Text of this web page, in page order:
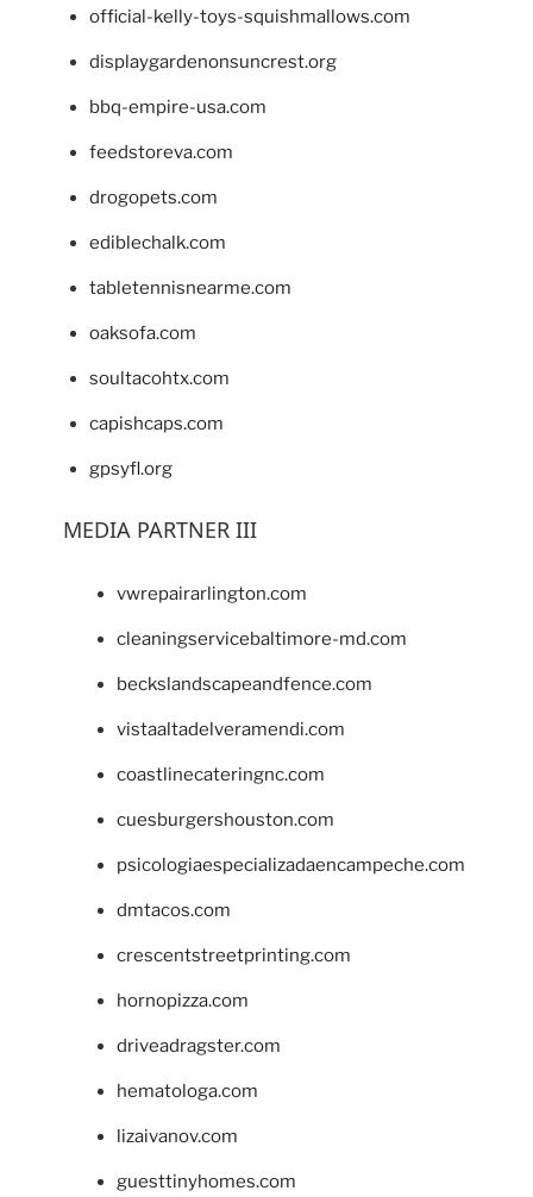
official-kelly-toys-squishmallows.com
displaygardenonsuncrest.org
bbq-empire-usa.com
feedstoreva.com
drogopets.com
ediblechalk.com
tabletennisnearme.com
oaksofa.com
soultacohtx.com
capishcaps.com
gpsyfl.org
MEDIA PARTNER III
vwrepairarlington.com
cleaningservicebaltimore-md.com
beckslandscapeandfence.com
vistaaltadelveramendi.com
coastlinecateringnc.com
cuesburgershouston.com
psicologiaespecializadaencampeche.com
dmtacos.com
crescentstreetprinting.com
hornopizza.com
driveadragster.com
hematologa.com
lizaivanov.com
guesttinyhomes.com